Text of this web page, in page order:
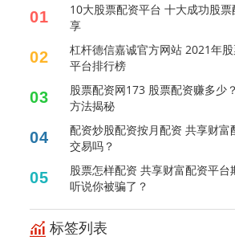
01
10大股票配资平台 十大成功股
享
02
杠杆德信嘉诚官方网站 2021年
平台排行榜
03
股票配资网173 股票配资赚多少
方法揭秘
04
配资炒股配资按月配资 共享财富
交易吗？
05
股票怎样配资 共享财富配资平台
听说你被骗了？
标签列表